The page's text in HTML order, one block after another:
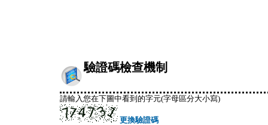
驗證碼檢查機制
請輸入您在下圖中看到的字元(字母區分大小寫)
更換驗證碼